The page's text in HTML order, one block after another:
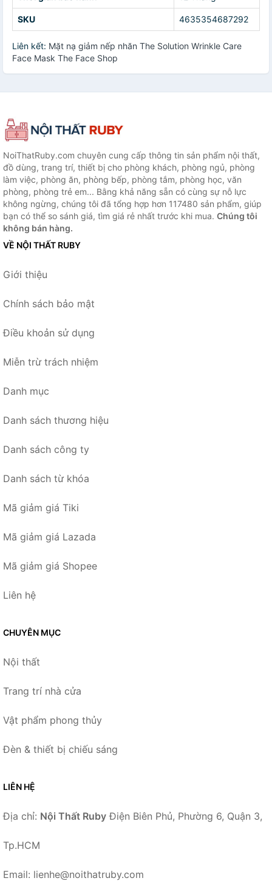
SKU 4635354687292
Liên kết: Mặt nạ giảm nếp nhăn The Solution Wrinkle Care
Face Mask The Face Shop
NoiThatRuby.com chuyên cung cấp thông tin sản phẩm nội thất,
đồ dùng, trang trí, thiết bị cho phòng khách, phòng ngủ, phòng
làm việc, phòng ăn, phòng bếp, phòng tắm, phòng học, văn
phòng, phòng trẻ em... Bằng khả năng sẵn có cùng sự nỗ lực
không ngừng, chúng tôi đã tổng hợp hơn 117480 sản phẩm, giúp
bạn có thể so sánh giá, tìm giá rẻ nhất trước khi mua. Chúng tôi
không bán hàng.
VỀ NỘI THẤT RUBY
Giới thiệu
Chính sách bảo mật
Điều khoản sử dụng
Miễn trừ trách nhiệm
Danh mục
Danh sách thương hiệu
Danh sách công ty
Danh sách từ khóa
Mã giảm giá Tiki
Mã giảm giá Lazada
Mã giảm giá Shopee
Liên hệ
CHUYÊN MỤC
Nội thất
Trang trí nhà cửa
Vật phẩm phong thủy
Đèn & thiết bị chiếu sáng
LIÊN HỆ
Địa chỉ: Nội Thất Ruby Điện Biên Phủ, Phường 6, Quận 3,
Tp.HCM
Email: lienhe@noithatruby.com